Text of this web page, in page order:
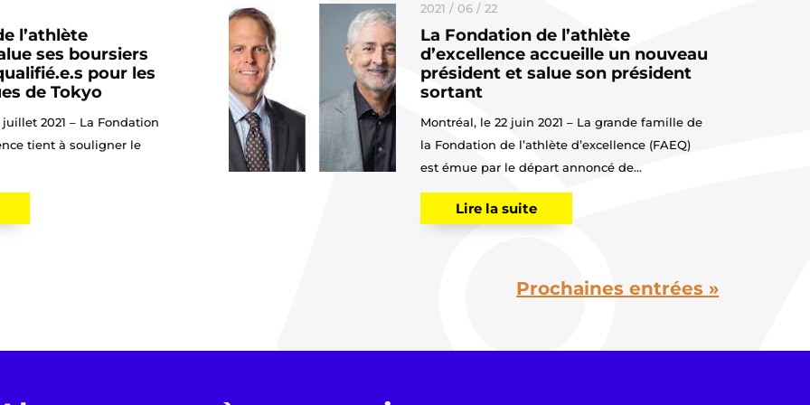
l’athlète
ses boursiers
pour les
de Tokyo
2021 – La Fondation
tient à souligner le
La Fondation de l’athlète
d’excellence accueille un nouveau
président et salue son président
sortant
2021 / 06 / 22
Montréal, le 22 juin 2021 – La grande famille de
la Fondation de l’athlète d’excellence (FAEQ)
est émue par le départ annoncé de...
Lire la suite
Prochaines entrées »